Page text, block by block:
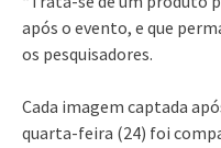
após o evento, e que
os pesquisadores.
Cada imagem captada
quarta-feira (24) foi